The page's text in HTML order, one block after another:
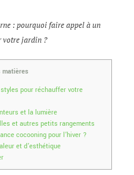
: pourquoi faire appel à un
votre jardin ?
matières
pour réchauffer votre
et la lumière
et autres petits rangements
cocooning pour l’hiver ?
et d’esthétique